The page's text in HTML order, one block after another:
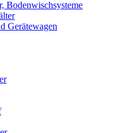
Bodenwischsysteme
Gerätewagen